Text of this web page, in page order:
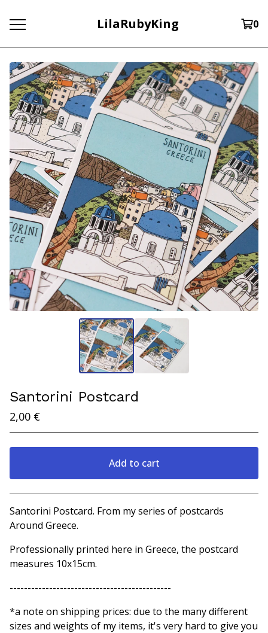
LilaRubyKing 0
Santorini Postcard
2,00 €
Add to cart
View cart
Santorini Postcard. From my series of postcards
Around Greece.
Professionally printed here in Greece, the postcard
measures 10x15cm.
---------------------------------------------
*a note on shipping prices: due to the many different
sizes and weights of my items, it's very hard to give you